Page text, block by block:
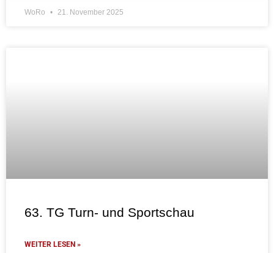
WoRo 21. November 2025
63. TG Turn- und Sportschau
WEITER LESEN »